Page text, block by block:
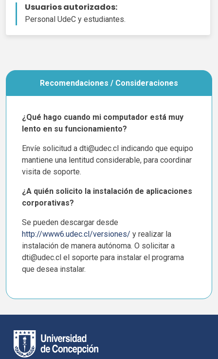
Usuarios autorizados:
Personal UdeC y estudiantes.
Recomendaciones / Consideraciones
¿Qué hago cuando mi computador está muy
lento en su funcionamiento?
Envíe solicitud a dti@udec.cl indicando que equipo
mantiene una lentitud considerable, para coordinar
visita de soporte.
¿A quién solicito la instalación de aplicaciones
corporativas?
Se pueden descargar desde
http://www6.udec.cl/versiones/ y realizar la
instalación de manera autónoma. O solicitar a
dti@udec.cl el soporte para instalar el programa
que desea instalar.